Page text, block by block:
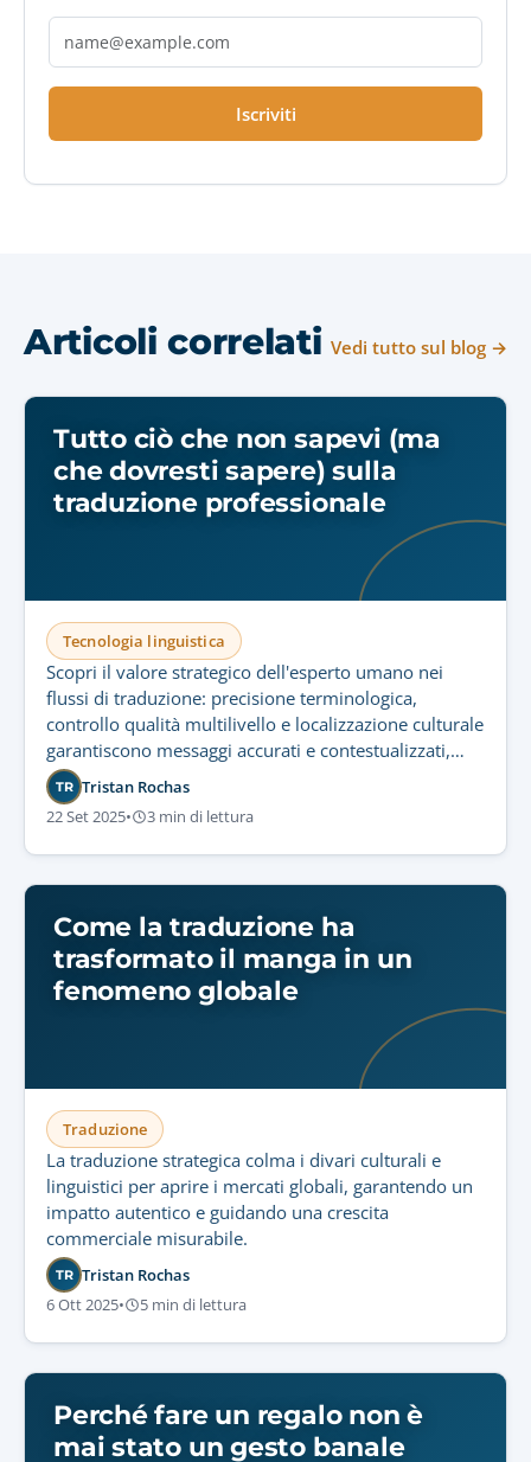
Iscriviti
Articoli correlati Vedi tutto sul blog →
Tutto ciò che non sapevi (ma
che dovresti sapere) sulla
traduzione professionale
Tecnologia linguistica
Scopri il valore strategico dell'esperto umano nei
flussi di traduzione: precisione terminologica,
controllo qualità multilivello e localizzazione culturale
garantiscono messaggi accurati e contestualizzati,
inaccessibili alla sola tecnologia.
TR Tristan Rochas
22 Set 2025• 3 min di lettura
Come la traduzione ha
trasformato il manga in un
fenomeno globale
Traduzione
La traduzione strategica colma i divari culturali e
linguistici per aprire i mercati globali, garantendo un
impatto autentico e guidando una crescita
commerciale misurabile.
TR Tristan Rochas
6 Ott 2025• 5 min di lettura
Perché fare un regalo non è
mai stato un gesto banale